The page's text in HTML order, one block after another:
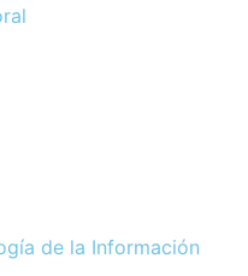
de la Información